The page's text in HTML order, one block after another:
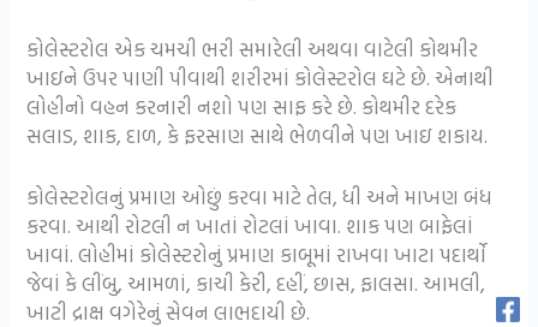
કોલેસ્ટરોલ એક ચમચી ભરી સમારેલી અથવા વાટેલી કોથમીર
ખાઇને ઉપર પાણી પીવાથી શરીરમાં કોલેસ્ટરોલ ઘટે છે. એનાથી
લોહીનો વહન કરનારી નશો પણ સાફ કરે છે. કોથમીર દરેક
સલાડ, શાક, દાળ, કે ફરસાણ સાથે ભેળવીને પણ ખાઇ શકાય.
કોલેસ્ટરોલનું પ્રમાણ ઓછું કરવા માટે તેલ, ધી અને માખણ બંધ
કરવા. આથી રોટલી ન ખાતાં રોટલાં ખાવા. શાક પણ બાફેલાં
ખાવાં. લોહીમાં કોલેસ્ટરોનું પ્રમાણ કાબૂમાં રાખવા ખાટા પદાર્થો
જેવાં કે લીંબુ, આમળાં, કાચી કેરી, દહીં, છાસ, ફાલસા. આમલી,
ખાટી દ્રાક્ષ વગેરેનું સેવન લાભદાયી છે.